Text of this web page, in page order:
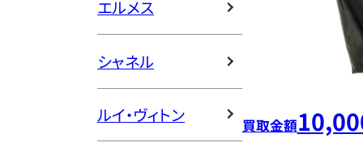
エルメス
シャネル
ルイ・ヴィトン 買取金額